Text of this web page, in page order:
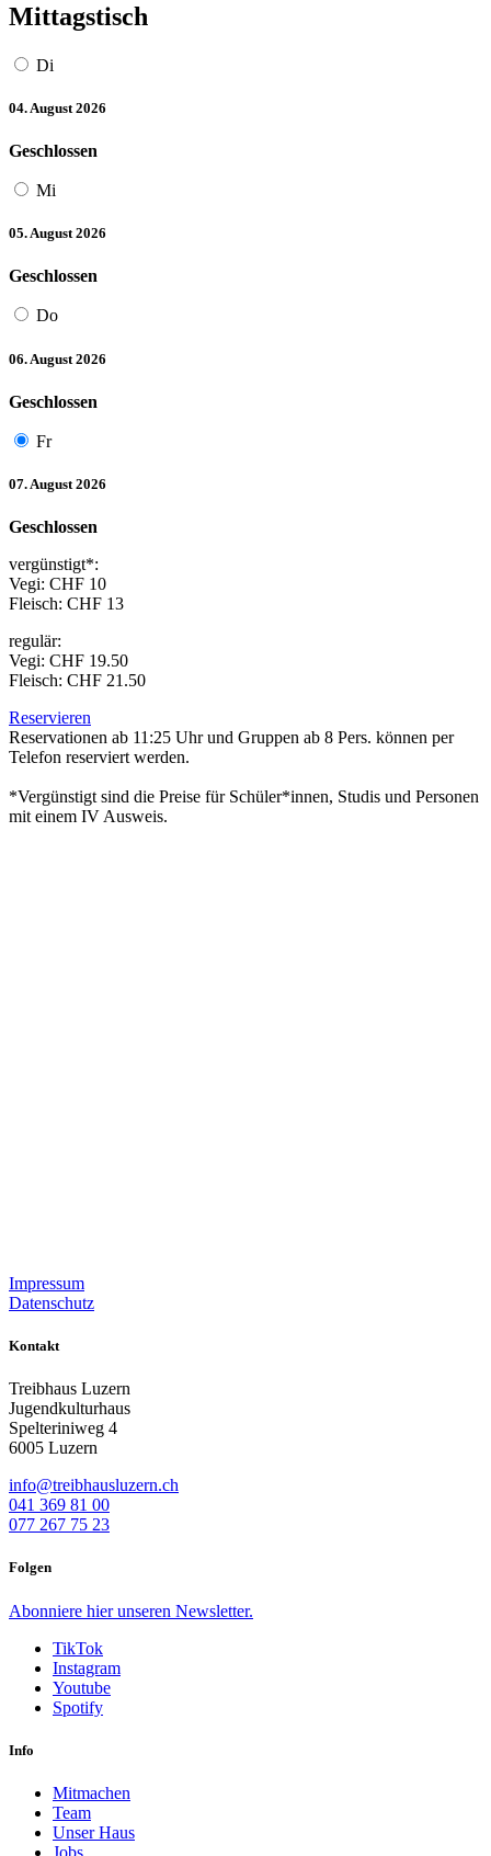
Mittagstisch
Di
04. August 2026
Geschlossen
Mi
05. August 2026
Geschlossen
Do
06. August 2026
Geschlossen
Fr
07. August 2026
Geschlossen
vergünstigt*:
Vegi: CHF 10
Fleisch: CHF 13
regulär:
Vegi: CHF 19.50
Fleisch: CHF 21.50
Reservieren
Reservationen ab 11:25 Uhr und Gruppen ab 8 Pers. können per
Telefon reserviert werden.
*Vergünstigt sind die Preise für Schüler*innen, Studis und Personen
mit einem IV Ausweis.
Impressum
Datenschutz
Kontakt
Treibhaus Luzern
Jugendkulturhaus
Spelteriniweg 4
6005 Luzern
info@treibhausluzern.ch
041 369 81 00
077 267 75 23
Folgen
Abonniere hierunseren Newsletter.
TikTok
Instagram
Youtube
Spotify
Info
Mitmachen
Team
Unser Haus
Jobs